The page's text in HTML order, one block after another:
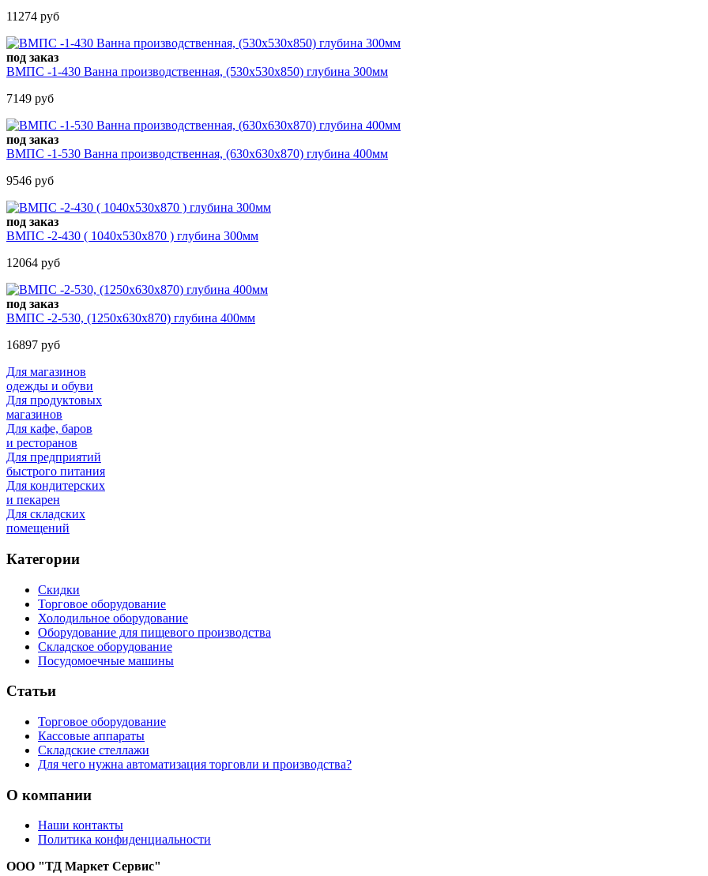
11274 руб
под заказ
ВМПС -1-430 Ванна производственная, (530х530х850) глубина 300мм
7149 руб
под заказ
ВМПС -1-530 Ванна производственная, (630х630х870) глубина 400мм
9546 руб
под заказ
ВМПС -2-430 ( 1040х530х870 ) глубина 300мм
12064 руб
под заказ
ВМПС -2-530, (1250х630х870) глубина 400мм
16897 руб
Для магазинов
одежды и обуви
Для продуктовых
магазинов
Для кафе, баров
и ресторанов
Для предприятий
быстрого питания
Для кондитерских
и пекарен
Для складских
помещений
Категории
Скидки
Торговое оборудование
Холодильное оборудование
Оборудование для пищевого производства
Складское оборудование
Посудомоечные машины
Статьи
Торговое оборудование
Кассовые аппараты
Складские стеллажи
Для чего нужна автоматизация торговли и производства?
О компании
Наши контакты
Политика конфиденциальности
ООО "ТД Маркет Сервис"